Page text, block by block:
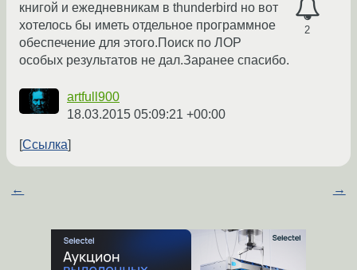
2
книгой и ежедневникам в thunderbird но вот
хотелось бы иметь отдельное программное
обеспечение для этого.Поиск по ЛОР
особых результатов не дал.Заранее спасибо.
artfull900
18.03.2015 05:09:21 +00:00
Ссылка
← →